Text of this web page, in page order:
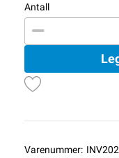
Antall
Varenummer: INV202